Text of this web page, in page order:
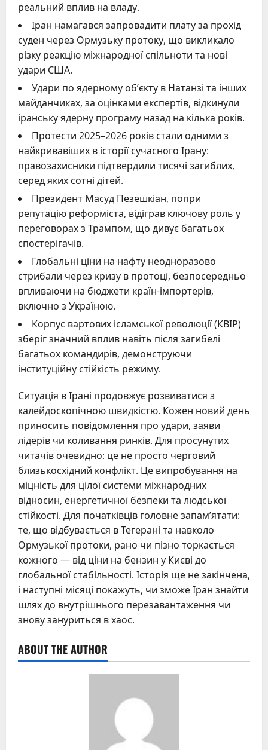
реальний вплив на владу.
Іран намагався запровадити плату за прохід
суден через Ормузьку протоку, що викликало
різку реакцію міжнародної спільноти та нові
удари США.
Удари по ядерному об’єкту в Натанзі та інших
майданчиках, за оцінками експертів, відкинули
іранську ядерну програму назад на кілька років.
Протести 2025–2026 років стали одними з
найкривавіших в історії сучасного Ірану:
правозахисники підтвердили тисячі загиблих,
серед яких сотні дітей.
Президент Масуд Пезешкіан, попри
репутацію реформіста, відіграв ключову роль у
переговорах з Трампом, що дивує багатьох
спостерігачів.
Глобальні ціни на нафту неодноразово
стрибали через кризу в протоці, безпосередньо
впливаючи на бюджети країн-імпортерів,
включно з Україною.
Корпус вартових ісламської революції (КВІР)
зберіг значний вплив навіть після загибелі
багатьох командирів, демонструючи
інституційну стійкість режиму.
Ситуація в Ірані продовжує розвиватися з
калейдоскопічною швидкістю. Кожен новий день
приносить повідомлення про удари, заяви
лідерів чи коливання ринків. Для просунутих
читачів очевидно: це не просто черговий
близькосхідний конфлікт. Це випробування на
міцність для цілої системи міжнародних
відносин, енергетичної безпеки та людської
стійкості. Для початківців головне запам’ятати:
те, що відбувається в Тегерані та навколо
Ормузької протоки, рано чи пізно торкається
кожного — від ціни на бензин у Києві до
глобальної стабільності. Історія ще не закінчена,
і наступні місяці покажуть, чи зможе Іран знайти
шлях до внутрішнього перезавантаження чи
знову зануриться в хаос.
ABOUT THE AUTHOR